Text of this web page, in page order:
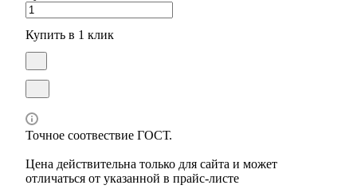
Купить в 1 клик
Точное соотвествие ГОСТ.
Цена действительна только для сайта и может
отличаться от указанной в прайс-листе